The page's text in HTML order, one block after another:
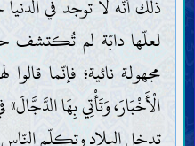
ذلك أنّه لا توجد في
لعلّها دابّة لم تُكتشف
مجهولة نائية؛ فإنّما
الْأَخْبَارَ، وَتَأْتِي بِهَا
تدخل البلاد وتكلّم